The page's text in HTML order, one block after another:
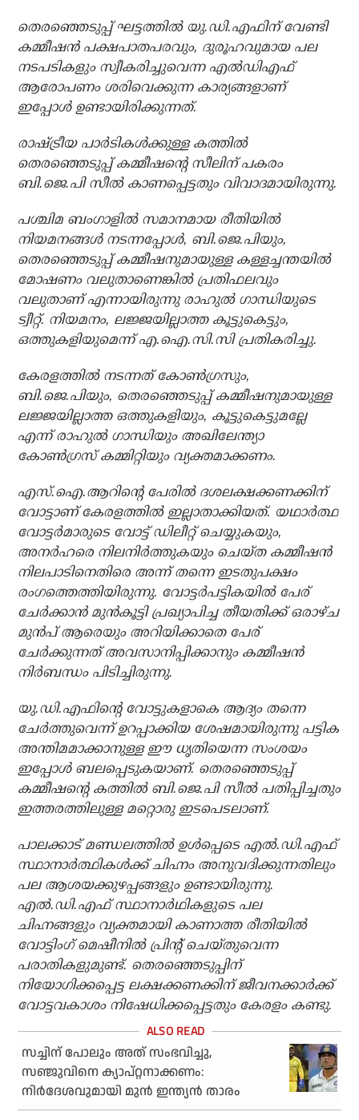
തെരഞ്ഞെടുപ്പ് ഘട്ടത്തില്‍ യു.ഡി.എഫിന് വേണ്ടി
കമ്മീഷന്‍ പക്ഷപാതപരവും, ദുരൂഹവുമായ പല
നടപടികളും സ്വീകരിച്ചുവെന്ന എല്‍ഡിഎഫ്
ആരോപണം ശരിവെക്കുന്ന കാര്യങ്ങളാണ്
ഇപ്പോള്‍ ഉണ്ടായിരിക്കുന്നത്.
രാഷ്ട്രീയ പാര്‍ടികള്‍ക്കുള്ള കത്തില്‍
തെരഞ്ഞെടുപ്പ് കമ്മീഷന്റെ സീലിന് പകരം
ബി.ജെ.പി സീല്‍ കാണപ്പെട്ടതും വിവാദമായിരുന്നു.
പശ്ചിമ ബംഗാളില്‍ സമാനമായ രീതിയില്‍
നിയമനങ്ങള്‍ നടന്നപ്പോള്‍, ബി.ജെ.പിയും,
തെരഞ്ഞെടുപ്പ് കമ്മീഷനുമായുള്ള കള്ളച്ചന്തയില്‍
മോഷണം വലുതാണെങ്കില്‍ പ്രതിഫലവും
വലുതാണ് എന്നായിരുന്നു രാഹുല്‍ ഗാന്ധിയുടെ
ട്വീറ്റ്. നിയമനം, ലജ്ജയില്ലാത്ത കൂട്ടുകെട്ടും,
ഒത്തുകളിയുമെന്ന് എ.ഐ.സി.സി പ്രതികരിച്ചു.
കേരളത്തില്‍ നടന്നത് കോണ്‍ഗ്രസും,
ബി.ജെ.പിയും, തെരഞ്ഞെടുപ്പ് കമ്മീഷനുമായുള്ള
ലജ്ജയില്ലാത്ത ഒത്തുകളിയും, കൂട്ടുകെട്ടുമല്ലേ
എന്ന് രാഹുല്‍ ഗാന്ധിയും അഖിലേന്ത്യാ
കോണ്‍ഗ്രസ് കമ്മിറ്റിയും വ്യക്തമാക്കണം.
എസ്.ഐ.ആറിന്റെ പേരില്‍ ദശലക്ഷക്കണക്കിന്
വോട്ടാണ് കേരളത്തില്‍ ഇല്ലാതാക്കിയത്. യഥാര്‍ത്ഥ
വോട്ടര്‍മാരുടെ വോട്ട് ഡിലീറ്റ് ചെയ്യുകയും,
അനര്‍ഹരെ നിലനിര്‍ത്തുകയും ചെയ്ത കമ്മീഷന്‍
നിലപാടിനെതിരെ അന്ന് തന്നെ ഇടതുപക്ഷം
രംഗത്തെത്തിയിരുന്നു. വോട്ടര്‍പട്ടികയില്‍ പേര്
ചേര്‍ക്കാന്‍ മുന്‍കൂട്ടി പ്രഖ്യാപിച്ച തീയതിക്ക് ഒരാഴ്ച
മുന്‍പ് ആരെയും അറിയിക്കാതെ പേര്
ചേര്‍ക്കുന്നത് അവസാനിപ്പിക്കാനും കമ്മീഷന്‍
നിര്‍ബന്ധം പിടിച്ചിരുന്നു.
യു.ഡി.എഫിന്റെ വോട്ടുകളാകെ ആദ്യം തന്നെ
ചേര്‍ത്തുവെന്ന് ഉറപ്പാക്കിയ ശേഷമായിരുന്നു പട്ടിക
അന്തിമമാക്കാനുള്ള ഈ ധൃതിയെന്ന സംശയം
ഇപ്പോള്‍ ബലപ്പെടുകയാണ്. തെരഞ്ഞെടുപ്പ്
കമ്മീഷന്റെ കത്തില്‍ ബി.ജെ.പി സീല്‍ പതിപ്പിച്ചതും
ഇത്തരത്തിലുള്ള മറ്റൊരു ഇടപെടലാണ്.
പാലക്കാട് മണ്ഡലത്തില്‍ ഉള്‍പ്പെടെ എല്‍.ഡി.എഫ്
സ്ഥാനാര്‍ത്ഥികള്‍ക്ക് ചിഹ്നം അനുവദിക്കുന്നതിലും
പല ആശയക്കുഴപ്പങ്ങളും ഉണ്ടായിരുന്നു.
എല്‍.ഡി.എഫ് സ്ഥാനാര്‍ഥികളുടെ പല
ചിഹ്നങ്ങളും വ്യക്തമായി കാണാത്ത രീതിയില്‍
വോട്ടിംഗ് മെഷീനില്‍ പ്രിന്റ് ചെയ്തുവെന്ന
പരാതികളുമുണ്ട്. തെരഞ്ഞെടുപ്പിന്
നിയോഗിക്കപ്പെട്ട ലക്ഷക്കണക്കിന് ജീവനക്കാര്‍ക്ക്
വോട്ടവകാശം നിഷേധിക്കപ്പെട്ടതും കേരളം കണ്ടു.
സച്ചിന് പോലും അത് സംഭവിച്ചു,
സഞ്ജുവിനെ ക്യാപ്റ്റനാക്കണം:
നിര്‍ദേശവുമായി മുന്‍ ഇന്ത്യന്‍ താരം